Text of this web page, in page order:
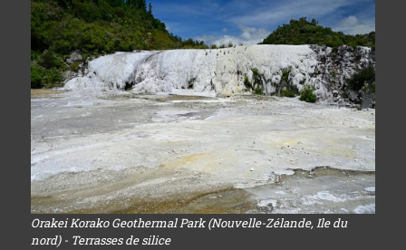
Orakei Korako Geothermal Park (Nouvelle-Zélande, Ile du
nord) - Terrasses de silice